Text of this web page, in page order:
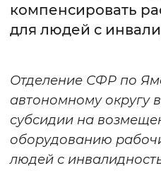
Монохромный
компенсировать
для людей с
Отделение СФР по
автономному округу
субсидии на
оборудованию
людей с